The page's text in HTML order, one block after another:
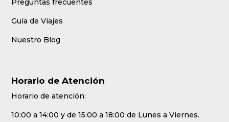
Preguntas frecuentes
Guía de Viajes
Nuestro Blog
Horario de Atención
Horario de atención:
10:00 a 14:00 y de 15:00 a 18:00 de Lunes a Viernes.